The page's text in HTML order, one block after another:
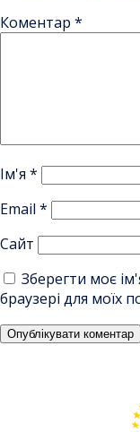
Коментар *
Ім'я *
Email *
Сайт
Зберегти моє
браузері для моїх